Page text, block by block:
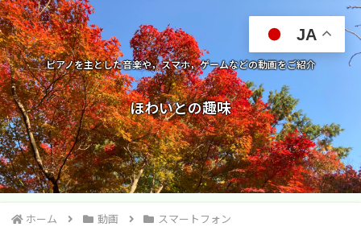
ピアノを主とした音楽や，スマホ，ゲームなどの動画をご紹介
ほわいとの趣味
ホーム 動画 スマートフォン
JA